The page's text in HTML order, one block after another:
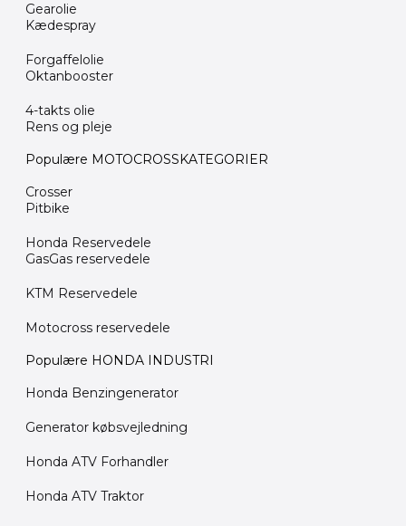
Gearolie
Kædespray
Forgaffelolie
Oktanbooster
4-takts olie
Rens og pleje
Populære MOTOCROSSKATEGORIER
Crosser
Pitbike
Honda Reservedele
GasGas reservedele
KTM Reservedele
Motocross reservedele
Populære HONDA INDUSTRI
Honda Benzingenerator
Generator købsvejledning
Honda ATV Forhandler
Honda ATV Traktor